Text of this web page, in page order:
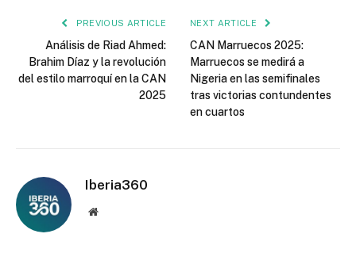
PREVIOUS ARTICLE
Análisis de Riad Ahmed:
Brahim Díaz y la revolución
del estilo marroquí en la CAN
2025
NEXT ARTICLE
CAN Marruecos 2025:
Marruecos se medirá a
Nigeria en las semifinales
tras victorias contundentes
en cuartos
Iberia360
Website